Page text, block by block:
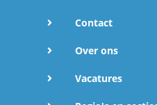
Contact
Over ons
Vacatures